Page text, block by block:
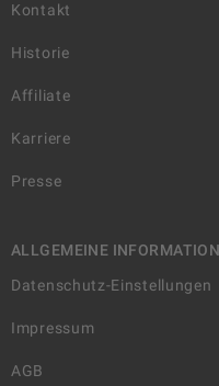
Kontakt
Historie
Affiliate
Karriere
Presse
ALLGEMEINE
Datenschutz-Einstellungen
Impressum
AGB